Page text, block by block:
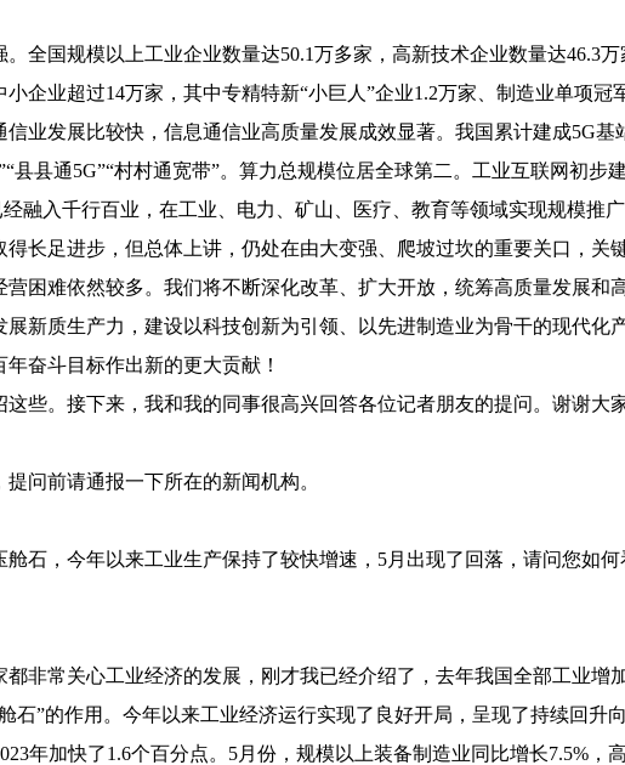
。全国规模以上工业企业数量达50.1万多家，高新技术企业数量达46.3
企业超过14万家，其中专精特新“小巨人”企业1.2万家、制造业单项冠
业发展比较快，信息通信业高质量发展成效显著。我国累计建成5G基
县县通5G”“村村通宽带”。算力总规模位居全球第二。工业互联网初
融入千行百业，在工业、电力、矿山、医疗、教育等领域实现规模推广
得长足进步，但总体上讲，仍处在由大变强、爬坡过坎的重要关口，关
营困难依然较多。我们将不断深化改革、扩大开放，统筹高质量发展
展新质生产力，建设以科技创新为引领、以先进制造业为骨干的现代化
奋斗目标作出新的更大贡献！
些。接下来，我和我的同事很高兴回答各位记者朋友的提问。谢谢大家
问前请通报一下所在的新闻机构。
舱石，今年以来工业生产保持了较快增速，5月出现了回落，请问您如
都非常关心工业经济的发展，刚才我已经介绍了，去年我国全部工业增
石”的作用。今年以来工业经济运行实现了良好开局，呈现了持续回
年加快了1.6个百分点。5月份，规模以上装备制造业同比增长7.5%，